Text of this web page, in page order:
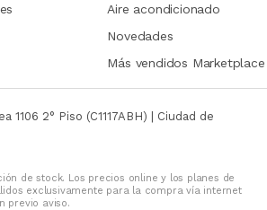
Aire acondicionado
Novedades
Más vendidos Marketplace
1106 2° Piso (C1117ABH) | Ciudad de
de stock. Los precios online y los planes de
exclusivamente para la compra vía internet
previo aviso.